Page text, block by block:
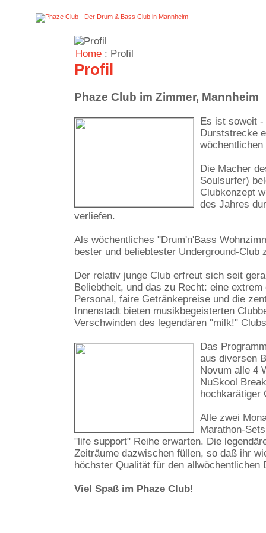
Home : Profil
Profil
Phaze Club im Zimmer, Mannheim
Es ist soweit -
Durststrecke
Die Macher
Soulsurfer)
Clubkonzept
des Jahres
verliefen.
Als wöchentliches "Drum'n'Bass
bester und beliebtester Underground-Club
Der relativ junge Club erfreut sich seit
Beliebtheit, und das zu Recht: eine
Personal, faire Getränkepreise und die
Innenstadt bieten musikbegeisterten
Verschwinden des legendären "milk!"
Das
aus diversen
Novum alle 4
NuSkool
hochkarätiger
Alle zwei
Marathon-
"life support" Reihe erwarten. Die
Zeiträume dazwischen füllen, so daß ihr
höchster Qualität für den allwöchentlichen
Viel Spaß im Phaze Club!